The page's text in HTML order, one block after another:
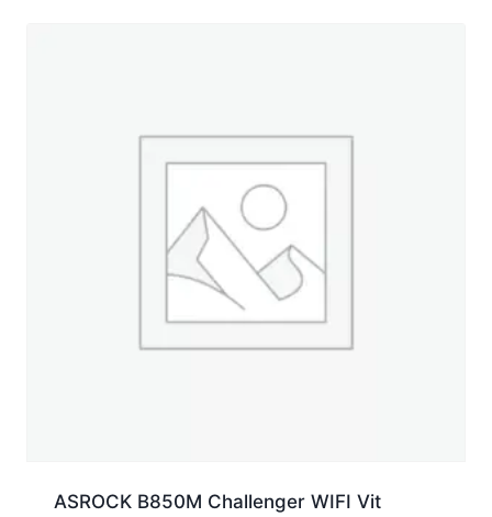
ASROCK B850M Challenger WIFI Vit